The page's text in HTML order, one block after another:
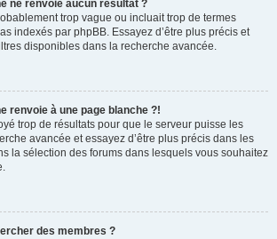
ne renvoie aucun résultat ?
trop vague ou incluait trop de termes
indexés par phpBB. Essayez d’être plus précis et
disponibles dans la recherche avancée.
renvoie à une page blanche ?!
trop de résultats pour que le serveur puisse les
avancée et essayez d’être plus précis dans les
la sélection des forums dans lesquels vous souhaitez
des membres ?